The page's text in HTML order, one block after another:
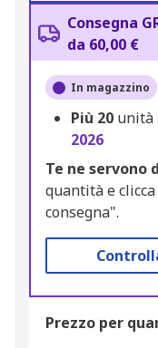
Consegna
da 60,00 €
In magazzino
Più 20 unità
2026
Te ne servono
quantità e
consegna".
Prezzo per